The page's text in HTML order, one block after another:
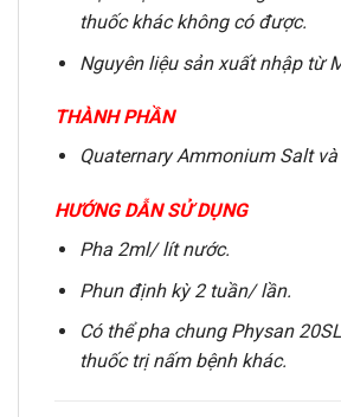
thuốc khác không có được.
Nguyên liệu sản xuất nhập từ
THÀNH PHẦN
Quaternary Ammonium Salt
HƯỚNG DẪN SỬ DỤNG
Pha 2ml/ lít nước.
Phun định kỳ 2 tuần/ lần.
Có thể pha chung Physan
thuốc trị nấm bệnh khác.